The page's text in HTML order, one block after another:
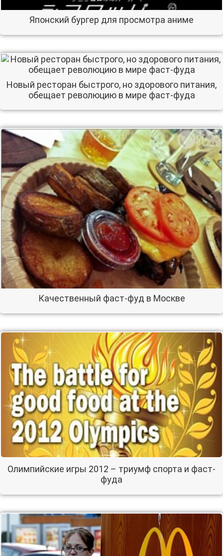
Японский бургер для просмотра аниме
Новый ресторан быстрого, но здорового питания,
обещает революцию в мире фаст-фуда
Качественный фаст-фуд в Москве
Олимпийские игры 2012 – триумф спорта и фаст-
фуда